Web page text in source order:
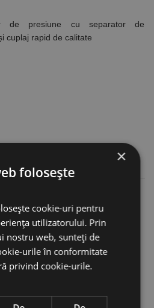
de presiune cu separator de
cuplaj rapid de calitate
×
folosește
cookie-uri pentru
utilizatorului. Prin
nostru web, sunteți de
urile în conformitate
privind cookie-urile.